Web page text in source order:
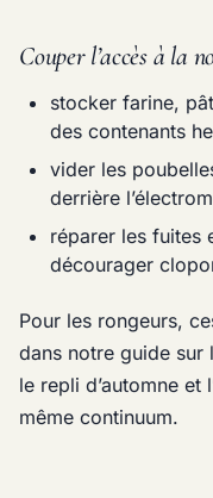
Couper l’accès à la
stocker farine,
des contenants
vider les
derrière
réparer les fuites
décourager
Pour les rongeurs,
dans notre guide sur
le repli d’automne et
même continuum.